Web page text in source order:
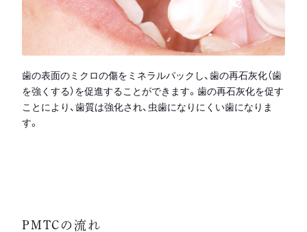
歯の表面のミクロの傷をミネラルパックし、歯の再石灰化（歯
を強くする）を促進することができます。歯の再石灰化を促す
ことにより、歯質は強化され、虫歯になりにくい歯になりま
す。
PMTCの流れ